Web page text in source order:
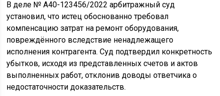
В деле № А40-123456/2022 арбитражный суд
установил, что истец обоснованно требовал
компенсацию затрат на ремонт оборудования,
повреждённого вследствие ненадлежащего
исполнения контрагента. Суд подтвердил конкретность
убытков, исходя из представленных счетов и актов
выполненных работ, отклонив доводы ответчика о
недостаточности доказательств.